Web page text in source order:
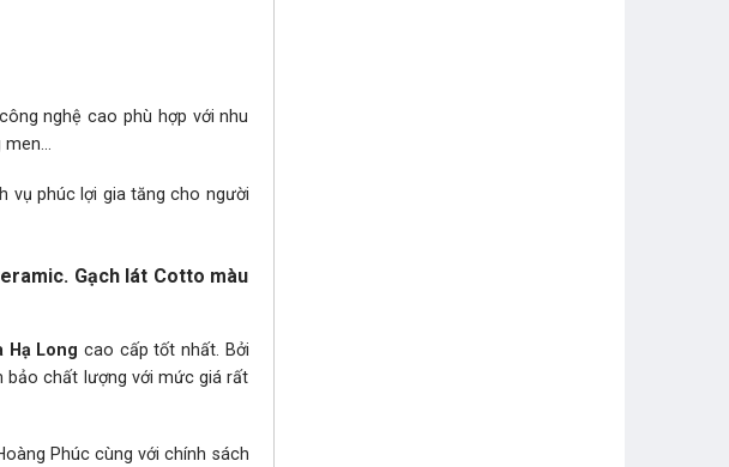
nghệ cao phù hợp với nhu
men…
vụ phúc lợi gia tăng cho người
Gạch lát Cotto màu
Hạ Long cao cấp tốt nhất. Bởi
bảo chất lượng với mức giá rất
Phúc cùng với chính sách